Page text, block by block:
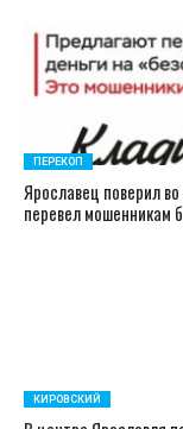
ПЕРЕКОП
Ярославец поверил
перевел мошенникам
КИРОВСКИЙ